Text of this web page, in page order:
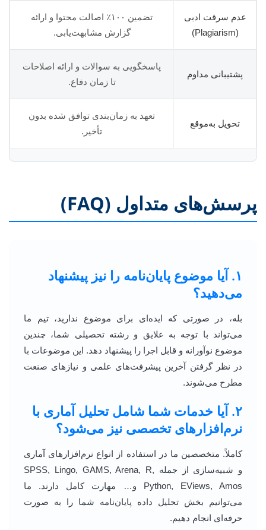
عدم سرقت ادبی
(Plagiarism)
تضمین ۱۰۰٪ اصالت محتوا و ارائه
گزارش مشابهت‌یابی.
پشتیبانی مداوم
پاسخگویی به سوالات و ارائه اصلاحات
تا زمان دفاع.
تحویل به‌موقع
تعهد به زمان‌بندی توافق شده بدون
تأخیر.
پرسش‌های متداول (FAQ)
۱. آیا موضوع پایان‌نامه را نیز پیشنهاد
می‌دهید؟
بله، در صورتی که ایده‌ای برای موضوع ندارید، تیم ما
می‌تواند با توجه به علایق و رشته تحصیلی شما، چندین
موضوع نوآورانه و قابل اجرا را پیشنهاد دهد. این موضوعات با
در نظر گرفتن آخرین پیشرفت‌های علمی و نیازهای صنعت
مطرح می‌شوند.
۲. آیا خدمات شما شامل تحلیل آماری با
نرم‌افزارهای تخصصی نیز می‌شود؟
کاملاً. متخصصین ما در استفاده از انواع نرم‌افزارهای آماری
و شبیه‌سازی از جمله SPSS, Lingo, GAMS, Arena, R,
Python, EViews, Amos و… مهارت کامل دارند. ما
می‌توانیم بخش تحلیل داده پایان‌نامه شما را به صورت
حرفه‌ای انجام دهیم.